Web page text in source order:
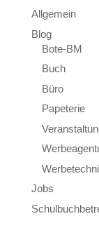
Allgemein
Blog
Bote-BM
Buch
Büro
Papeterie
Jobs